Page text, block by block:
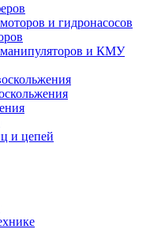
и гидронасосов
и КМУ
и цепей